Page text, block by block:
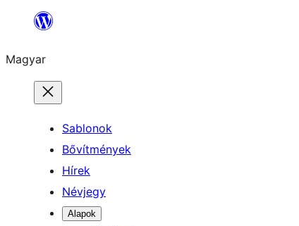
Ugrás
tartalomhoz
Magyar
Sablonok
Bővítmények
Hírek
Névjegy
Alapok